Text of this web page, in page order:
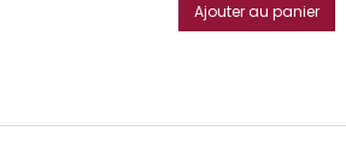
Ajouter au panier